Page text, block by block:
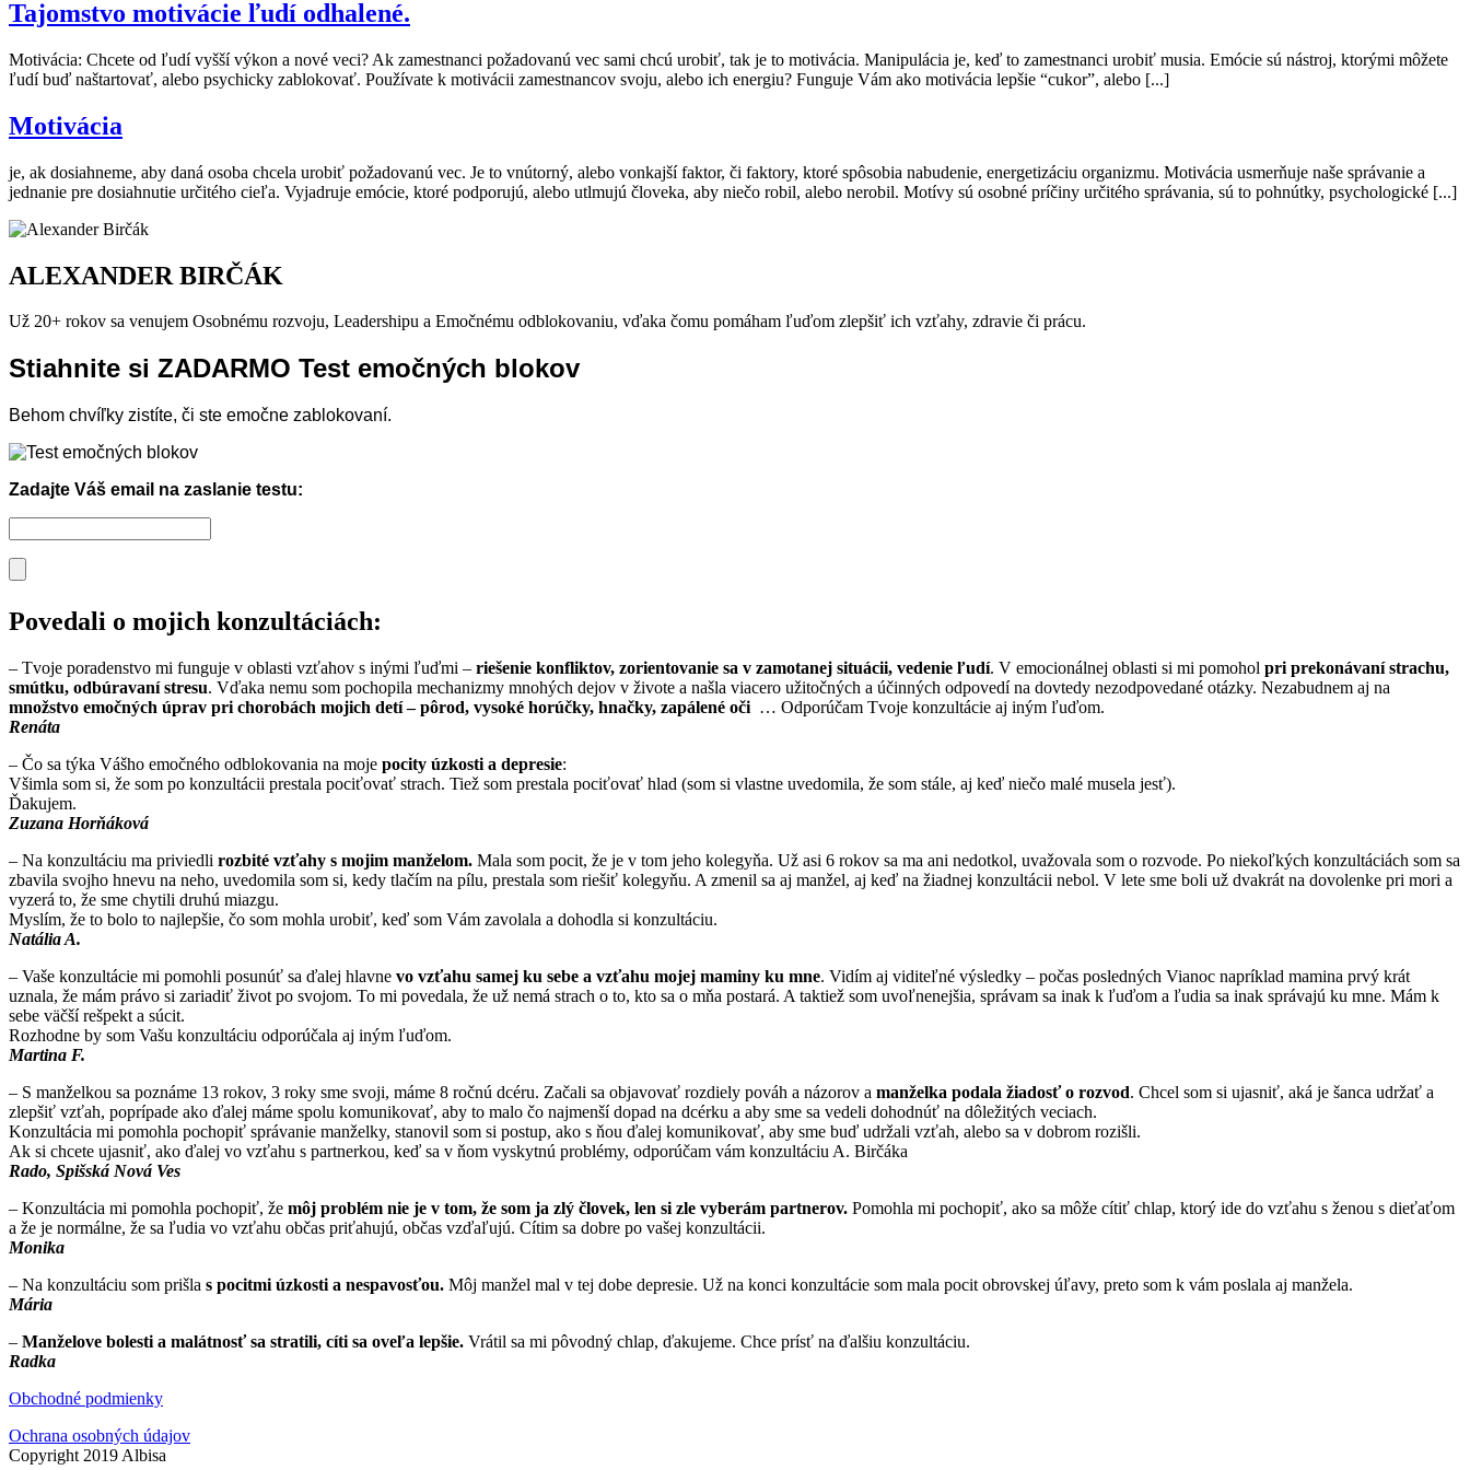
Tajomstvo motivácie ľudí odhalené.
Motivácia: Chcete od ľudí vyšší výkon a nové veci? Ak zamestnanci požadovanú vec sami chcú urobiť, tak je to motivácia. Manipulácia je, keď to zamestnanci urobiť musia. Emócie sú nástroj, ktorými môžete
ľudí buď naštartovať, alebo psychicky zablokovať. Používate k motivácii zamestnancov svoju, alebo ich energiu? Funguje Vám ako motivácia lepšie “cukor”, alebo [...]
Motivácia
je, ak dosiahneme, aby daná osoba chcela urobiť požadovanú vec. Je to vnútorný, alebo vonkajší faktor, či faktory, ktoré spôsobia nabudenie, energetizáciu organizmu. Motivácia usmerňuje naše správanie a
jednanie pre dosiahnutie určitého cieľa. Vyjadruje emócie, ktoré podporujú, alebo utlmujú človeka, aby niečo robil, alebo nerobil. Motívy sú osobné príčiny určitého správania, sú to pohnútky, psychologické [...]
ALEXANDER BIRČÁK
Už 20+ rokov sa venujem Osobnému rozvoju, Leadershipu a Emočnému odblokovaniu, vďaka čomu pomáham ľuďom zlepšiť ich vzťahy, zdravie či prácu.
Stiahnite si ZADARMO Test emočných blokov
Behom chvíľky zistíte, či ste emočne zablokovaní.
Zadajte Váš email na zaslanie testu:
Povedali o mojich konzultáciách:
– Tvoje poradenstvo mi funguje v oblasti vzťahov s inými ľuďmi – riešenie konfliktov, zorientovanie sa v zamotanej situácii, vedenie ľudí. V emocionálnej oblasti si mi pomohol pri prekonávaní strachu,
smútku, odbúravaní stresu. Vďaka nemu som pochopila mechanizmy mnohých dejov v živote a našla viacero užitočných a účinných odpovedí na dovtedy nezodpovedané otázky. Nezabudnem aj na
množstvo emočných úprav pri chorobách mojich detí – pôrod, vysoké horúčky, hnačky, zapálené oči … Odporúčam Tvoje konzultácie aj iným ľuďom.
Renáta
– Čo sa týka Vášho emočného odblokovania na moje pocity úzkosti a depresie:
Všimla som si, že som po konzultácii prestala pociťovať strach. Tiež som prestala pociťovať hlad (som si vlastne uvedomila, že som stále, aj keď niečo malé musela jesť).
Ďakujem.
Zuzana Horňáková
– Na konzultáciu ma priviedli rozbité vzťahy s mojim manželom. Mala som pocit, že je v tom jeho kolegyňa. Už asi 6 rokov sa ma ani nedotkol, uvažovala som o rozvode. Po niekoľkých konzultáciách som sa
zbavila svojho hnevu na neho, uvedomila som si, kedy tlačím na pílu, prestala som riešiť kolegyňu. A zmenil sa aj manžel, aj keď na žiadnej konzultácii nebol. V lete sme boli už dvakrát na dovolenke pri mori a
vyzerá to, že sme chytili druhú miazgu.
Myslím, že to bolo to najlepšie, čo som mohla urobiť, keď som Vám zavolala a dohodla si konzultáciu.
Natália A.
– Vaše konzultácie mi pomohli posunúť sa ďalej hlavne vo vzťahu samej ku sebe a vzťahu mojej maminy ku mne. Vidím aj viditeľné výsledky – počas posledných Vianoc napríklad mamina prvý krát
uznala, že mám právo si zariadiť život po svojom. To mi povedala, že už nemá strach o to, kto sa o mňa postará. A taktiež som uvoľnenejšia, správam sa inak k ľuďom a ľudia sa inak správajú ku mne. Mám k
sebe väčší rešpekt a súcit.
Rozhodne by som Vašu konzultáciu odporúčala aj iným ľuďom.
Martina F.
– S manželkou sa poznáme 13 rokov, 3 roky sme svoji, máme 8 ročnú dcéru. Začali sa objavovať rozdiely pováh a názorov a manželka podala žiadosť o rozvod. Chcel som si ujasniť, aká je šanca udržať a
zlepšiť vzťah, poprípade ako ďalej máme spolu komunikovať, aby to malo čo najmenší dopad na dcérku a aby sme sa vedeli dohodnúť na dôležitých veciach.
Konzultácia mi pomohla pochopiť správanie manželky, stanovil som si postup, ako s ňou ďalej komunikovať, aby sme buď udržali vzťah, alebo sa v dobrom rozišli.
Ak si chcete ujasniť, ako ďalej vo vzťahu s partnerkou, keď sa v ňom vyskytnú problémy, odporúčam vám konzultáciu A. Birčáka
Rado, Spišská Nová Ves
– Konzultácia mi pomohla pochopiť, že môj problém nie je v tom, že som ja zlý človek, len si zle vyberám partnerov. Pomohla mi pochopiť, ako sa môže cítiť chlap, ktorý ide do vzťahu s ženou s dieťaťom
a že je normálne, že sa ľudia vo vzťahu občas priťahujú, občas vzďaľujú. Cítim sa dobre po vašej konzultácii.
Monika
– Na konzultáciu som prišla s pocitmi úzkosti a nespavosťou. Môj manžel mal v tej dobe depresie. Už na konci konzultácie som mala pocit obrovskej úľavy, preto som k vám poslala aj manžela.
Mária
– Manželove bolesti a malátnosť sa stratili, cíti sa oveľa lepšie. Vrátil sa mi pôvodný chlap, ďakujeme. Chce prísť na ďalšiu konzultáciu.
Radka
Obchodné podmienky
Ochrana osobných údajov
Copyright 2019 Albisa